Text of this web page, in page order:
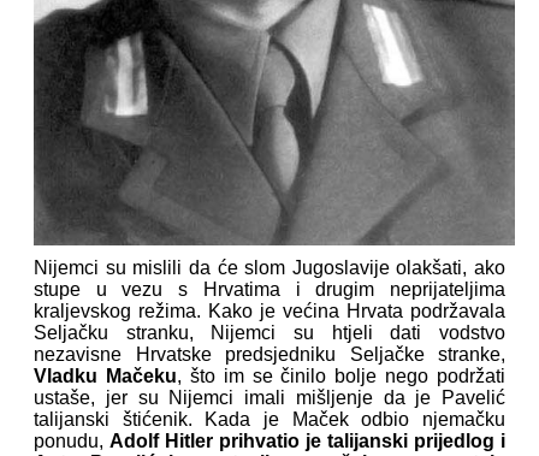
Nijemci su mislili da će slom Jugoslavije olakšati, ako
stupe u vezu s Hrvatima i drugim neprijateljima
kraljevskog režima. Kako je većina Hrvata podržavala
Seljačku stranku, Nijemci su htjeli dati vodstvo
nezavisne Hrvatske predsjedniku Seljačke stranke,
Vladku Mačeku, što im se činilo bolje nego podržati
ustaše, jer su Nijemci imali mišljenje da je Pavelić
talijanski štićenik. Kada je Maček odbio njemačku
ponudu, Adolf Hitler prihvatio je talijanski prijedlog i